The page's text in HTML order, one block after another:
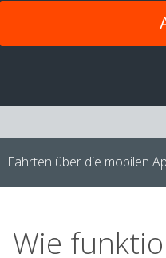
Fahrten über die mobilen
Wie